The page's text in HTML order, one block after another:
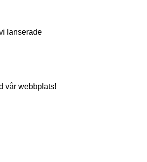
lanserade
vår webbplats!